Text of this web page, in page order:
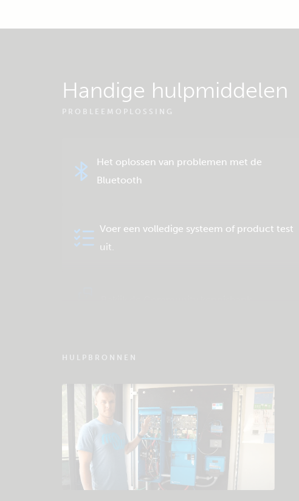
Handige hulpmiddelen
PROBLEEMOPLOSSING
Het oplossen van problemen met de
Bluetooth
Voer een volledige systeem of product test
uit.
HULPBRONNEN